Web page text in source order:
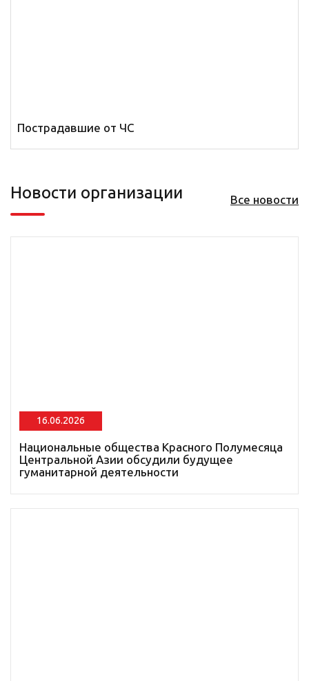
Пострадавшие от ЧС
Новости организации Все новости
16.06.2026
Национальные общества Красного Полумесяца
Центральной Азии обсудили будущее
гуманитарной деятельности